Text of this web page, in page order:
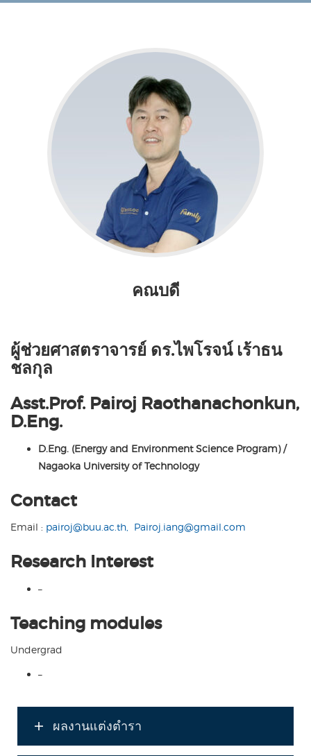
คณบดี
ผู้ช่วยศาสตราจารย์ ดร.ไพโรจน์ เร้าธน
ชลกุล
Asst.Prof. Pairoj Raothanachonkun,
D.Eng.
D.Eng. (Energy and Environment Science Program) /
Nagaoka University of Technology
Contact
Email : pairoj@buu.ac.th, Pairoj.iang@gmail.com
Research Interest
–
Teaching modules
Undergrad
–
ผลงานแต่งตำรา